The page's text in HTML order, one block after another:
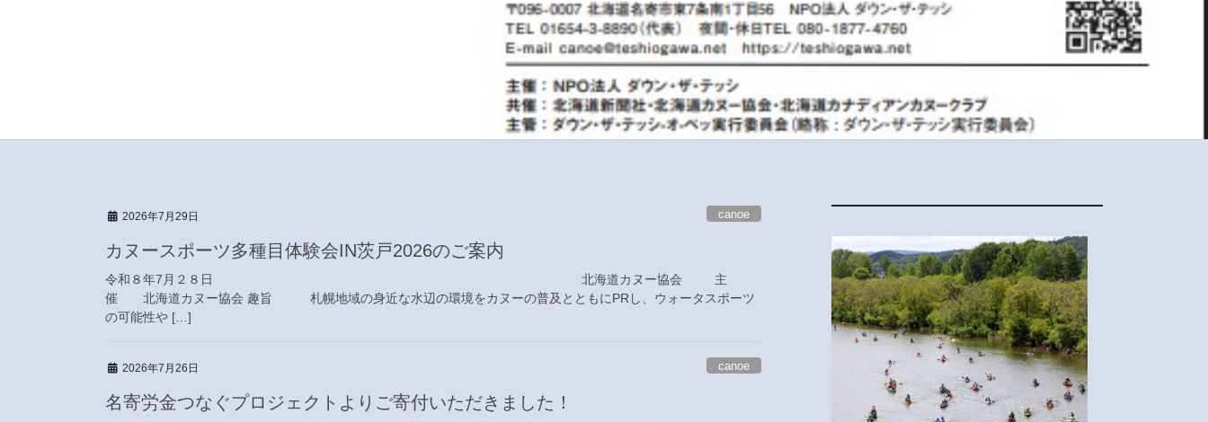
2026年7月29日 canoe
カヌースポーツ多種目体験会IN茨戸2026のご案内
令和８年7月２８日 北海道カヌー協会 主
催 北海道カヌー協会 趣旨 札幌地域の身近な水辺の環境をカヌーの普及とともにPRし、ウォータスポーツ
の可能性や […]
2026年7月26日 canoe
名寄労金つなぐプロジェクトよりご寄付いただきました！